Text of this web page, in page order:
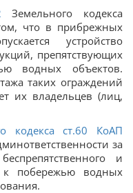
Земельного кодекса
что в прибрежных
устройство
препятствующих
водных объектов.
таких ограждений
их владельцев (лиц,
кодекса
ст.60 КоАП
за
и
к побережью водных